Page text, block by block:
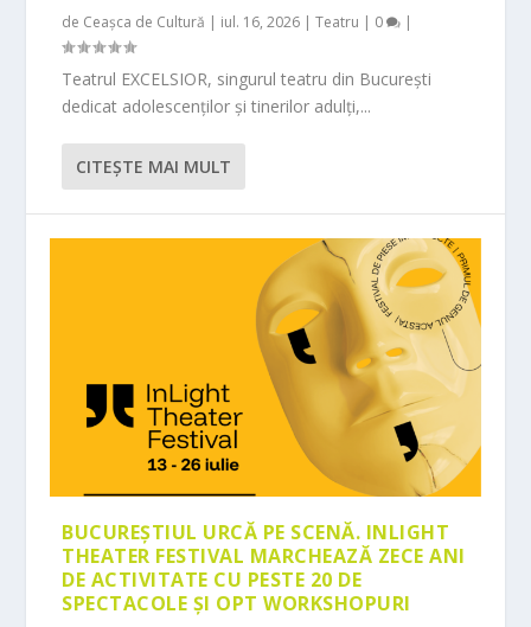
de Ceașca de Cultură | iul. 16, 2026 |Teatru | 0 |
Teatrul EXCELSIOR, singurul teatru din București
dedicat adolescenților și tinerilor adulți,...
CITEŞTE MAI MULT
BUCUREȘTIUL URCĂ PE SCENĂ. INLIGHT
THEATER FESTIVAL MARCHEAZĂ ZECE ANI
DE ACTIVITATE CU PESTE 20 DE
SPECTACOLE ȘI OPT WORKSHOPURI